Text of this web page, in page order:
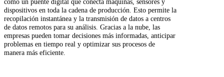
dispositivos en toda la cadena de producción. Esto permite la
recopilación instantánea y la transmisión de datos a centros
de datos remotos para su análisis. Gracias a la nube, las
empresas pueden tomar decisiones más informadas, anticipar
problemas en tiempo real y optimizar sus procesos de
manera más eficiente.